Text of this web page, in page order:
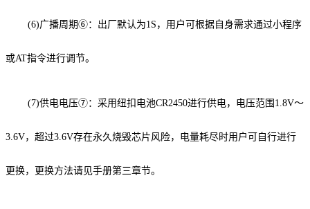
(6)广播周期⑥：出厂默认为1S，用户可根据自身需求通过小程序
或AT指令进行调节。
(7)供电电压⑦：采用纽扣电池CR2450进行供电，电压范围1.8V～
3.6V，超过3.6V存在永久烧毁芯片风险，电量耗尽时用户可自行进行
更换，更换方法请见手册第三章节。